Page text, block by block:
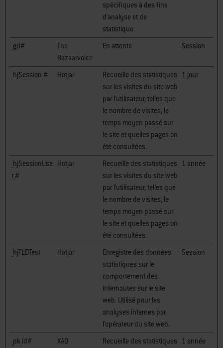
spécifiques à des fins
d'analyse et de
statistique.
_gd#
The
Bazaarvoice
En attente Session
_hjSession_# Hotjar
Recueille des statistiques
sur les visites du site web
par l'utilisateur, telles que
le nombre de visites, le
temps moyen passé sur
le site et quelles pages on
été consultées.
1 jour
_hjSessionUse
r_#
Hotjar
Recueille des statistiques
sur les visites du site web
par l'utilisateur, telles que
le nombre de visites, le
temps moyen passé sur
le site et quelles pages on
été consultées.
1 année
_hjTLDTest Hotjar
Enregistre des données
statistiques sur le
comportement des
internautes sur le site
web. Utilisé pour les
analyses internes par
l'opérateur du site web.
Session
_pk_id#
XAD
Recueille des statistiques
1 année